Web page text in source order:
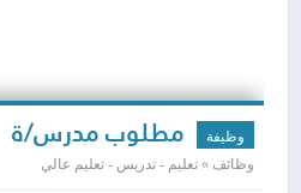
وظيفة مطلوب مدرس/ة
وظائف » تعليم - تدريس - تعليم عالي